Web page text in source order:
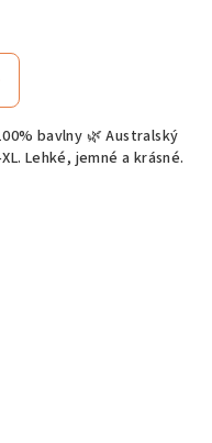
bavlny 🌿 Australský
Lehké, jemné a krásné.